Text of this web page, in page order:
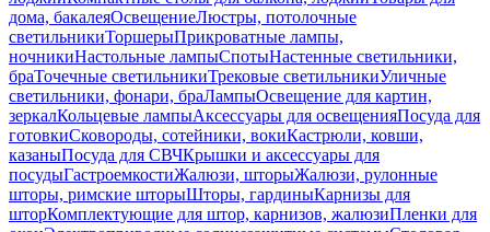
дома, бакалеяОсвещениеЛюстры, потолочные
светильникиТоршерыПрикроватные лампы,
ночникиНастольные лампыСпотыНастенные светильники,
браТочечные светильникиТрековые светильникиУличные
светильники, фонари, браЛампыОсвещение для картин,
зеркалКольцевые лампыАксессуары для освещенияПосуда для
готовкиСковороды, сотейники, вокиКастрюли, ковши,
казаныПосуда для СВЧКрышки и аксессуары для
посудыГастроемкостиЖалюзи, шторыЖалюзи, рулонные
шторы, римские шторыШторы, гардиныКарнизы для
шторКомплектующие для штор, карнизов, жалюзиПленки для